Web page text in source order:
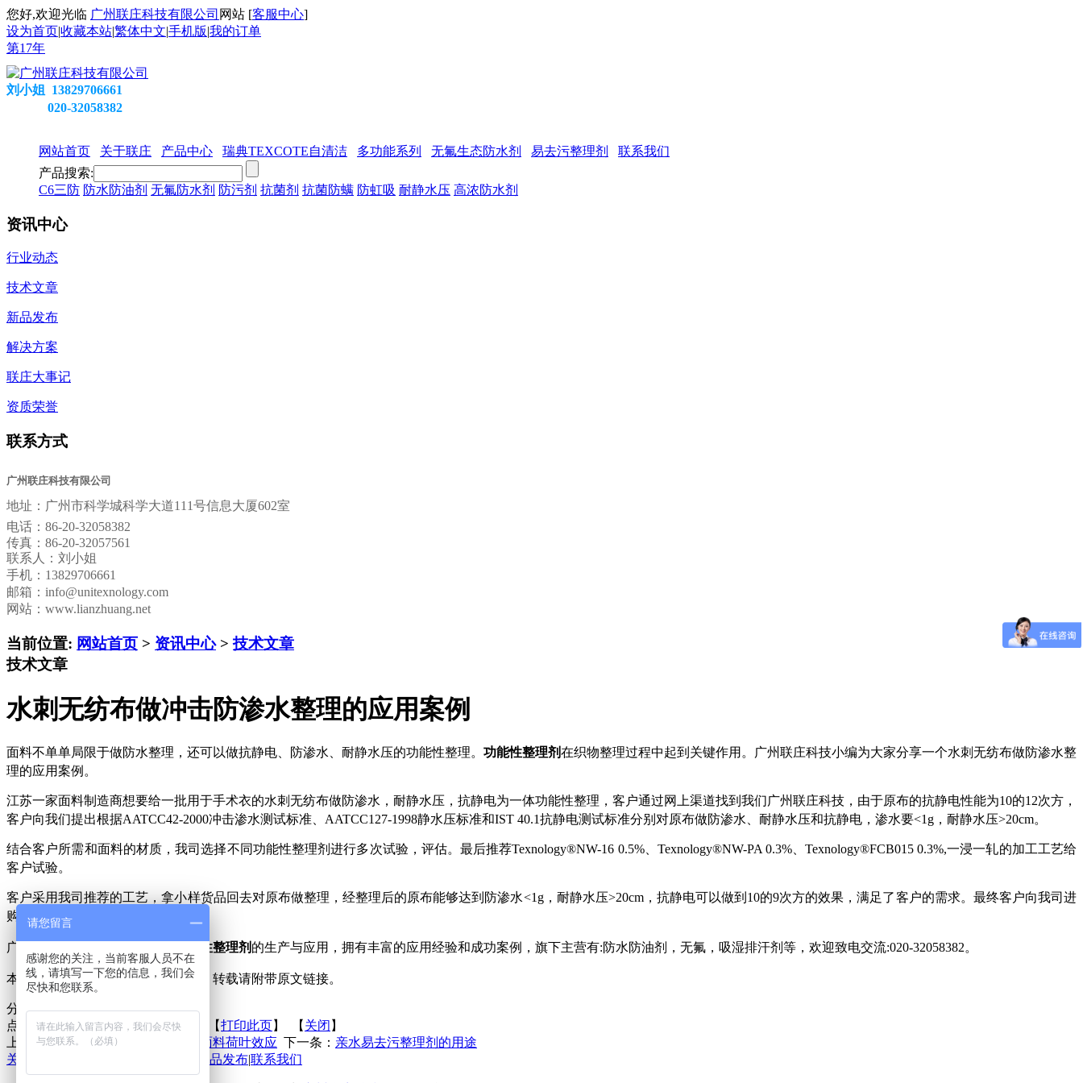
您好,欢迎光临 广州联庄科技有限公司 网站 [客服中心]
设为首页|收藏本站|繁体中文|手机版|我的订单
第17年
刘小姐 13829706661
020-32058382
网站首页 关于联庄 产品中心 瑞典TEXCOTE自清洁 多功能系列 无氟生态防水剂 易去污整理剂
联系我们
产品搜索:
C6三防 防水防油剂 无氟防水剂 防污剂 抗菌剂 抗菌防螨 防虹吸 耐静水压 高浓防水剂
资讯中心
行业动态
技术文章
新品发布
解决方案
联庄大事记
资质荣誉
联系方式
广州联庄科技有限公司
地址： 广州市科学城科学大道111号信息大厦602室
电话： 86-20-32058382
传真： 86-20-32057561
联系人：刘小姐
手机：13829706661
邮箱： info@unitexnology.com
网站：www.lianzhuang.net
当前位置: 网站首页 > 资讯中心>技术文章
技术文章
水刺无纺布做冲击防渗水整理的应用案例
面料不单单局限于做防水整理，还可以做抗静电、防渗水、耐静水压的功能性整理。 功能性整理剂在织物整理过程中起到关键作用。广州联庄科技小编为大家分享一个水刺无纺布做防渗水整
理的应用案例。
江苏一家面料制造商想要给一批用于手术衣的水刺无纺布做防渗水，耐静水压，抗静电为一体功能性整理，客户通过网上渠道找到我们广州联庄科技， 由于原布的抗静电性能为10的12次方，
客户向我们提出根据AATCC42-2000冲击渗水测试标准、 AATCC127-1998静水压标准和IST 40.1抗静电测试标准分别对原布做防渗水、 耐静水压和抗静电 ，渗水要<1g，耐静水压>20cm。
结合客户所需和面料的材质，我司选择不同功能性整理剂进行多次试验，评估。最后推荐Texnology®NW-16 0.5%、Texnology®NW-PA 0.3%、Texnology®FCB015 0.3%,一浸一轧的加工工艺给
客户试验。
客户采用我司推荐的工艺，拿小样货品回去对原布做整理，经整理后的原布能够达到防渗水<1g，耐静水压>20cm，抗静电可以做到10的9次方的效果，满足了客户的需求。最终客户向我司进
购了一批大货回去生产。
广州联庄科技有限公司专注于 功能性整理剂 的生产与应用，拥有丰富的应用经验和成功案例，旗下主营有:防水防油剂，无氟 ，吸湿排汗剂等，欢迎致电交流:020-32058382。
本文来源于广州联庄科技有限公司，转载请附带原文链接。
分享到：
点击次数：更新时间：2021-07-02 【打印此页 】 【 关闭 】
上一条：低温碳六防水剂赋予尼龙面料荷叶效应 下一条： 亲水易去污整理剂的用途
关于联庄
新品发布联系我们
请您留言
感谢您的关注，当前客服人员不在
线，请填写一下您的信息，我们会
尽快和您联系。